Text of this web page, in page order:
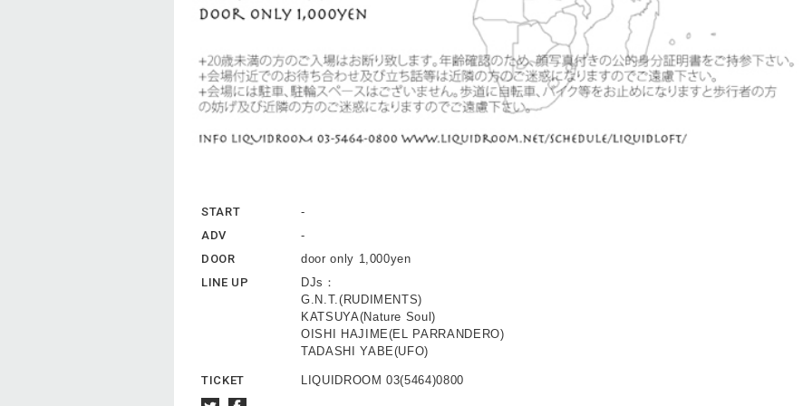
START
-
ADV
-
DOOR
door only 1,000yen
LINE UP
DJs：
G.N.T.(RUDIMENTS)
KATSUYA(Nature Soul)
OISHI HAJIME(EL PARRANDERO)
TADASHI YABE(UFO)
TICKET LIQUIDROOM 03(5464)0800